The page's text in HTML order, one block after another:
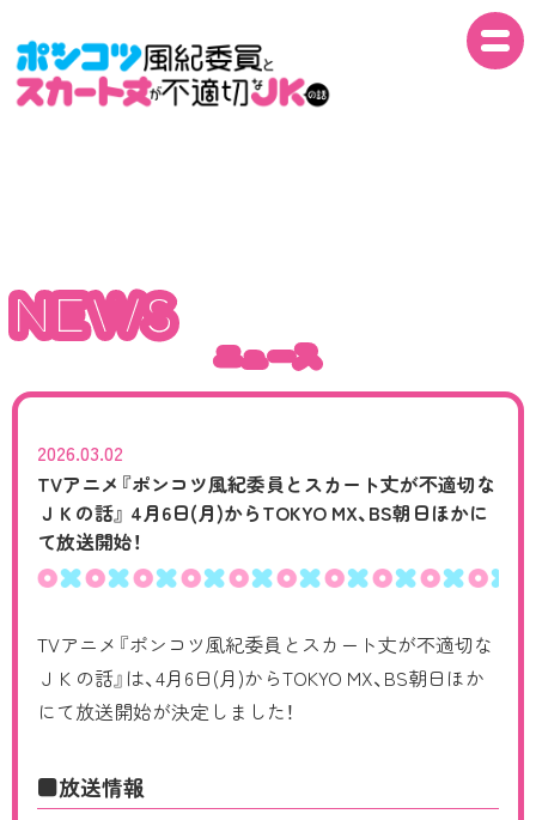
INTRO
STORY
STAFF
CAST
CHARACTER
Blu-ray/DVD
MUSIC
COMIC
NEWS
ニュース
2026.03.02
TVアニメ『ポンコツ風紀委員とスカート丈が不適切な
ＪＫの話』 4月6日(月)からTOKYO MX、BS朝日ほかに
て放送開始！
TVアニメ『ポンコツ風紀委員とスカート丈が不適切な
ＪＫの話』は、4月6日(月)からTOKYO MX、BS朝日ほか
にて放送開始が決定しました！
■放送情報